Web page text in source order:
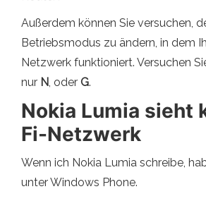
Außerdem können Sie versuchen,
Betriebsmodus zu ändern, in dem
Netzwerk funktioniert. Versuchen
nur N, oder G.
Nokia Lumia sieht
Fi-Netzwerk
Wenn ich Nokia Lumia schreibe,
unter Windows Phone.